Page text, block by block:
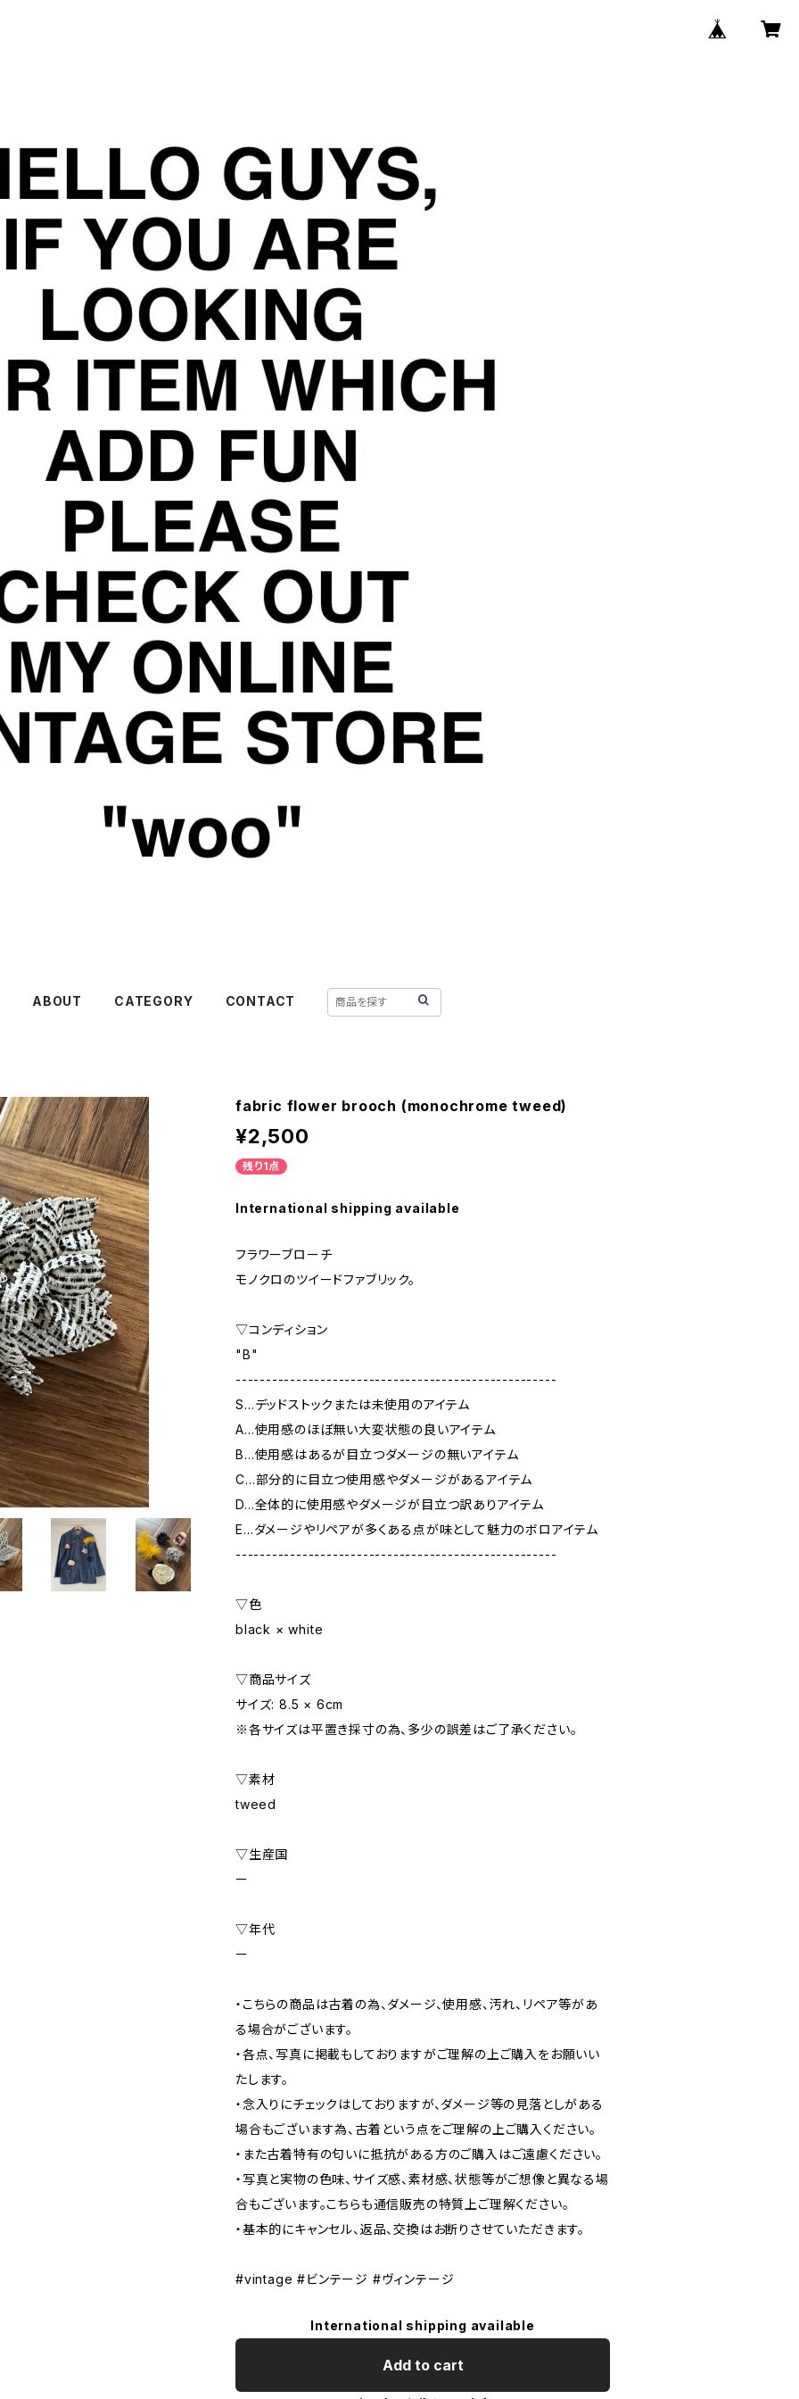
ABOUT CATEGORY CONTACT
fabric flower brooch (monochrome tweed)
¥2,500
残り1点
International shipping available
フラワーブローチ
モノクロのツイードファブリック。
▽コンディション
"B"
-----------------------------------------------------
S…デッドストックまたは未使用のアイテム
A…使用感のほぼ無い大変状態の良いアイテム
B…使用感はあるが目立つダメージの無いアイテム
C…部分的に目立つ使用感やダメージがあるアイテム
D…全体的に使用感やダメージが目立つ訳ありアイテム
E…ダメージやリペアが多くある点が味として魅力のボロアイテム
-----------------------------------------------------
▽色
black × white
▽商品サイズ
サイズ: 8.5 × 6cm
※各サイズは平置き採寸の為、多少の誤差はご了承ください。
▽素材
tweed
▽生産国
ー
▽年代
ー
・こちらの商品は古着の為、ダメージ、使用感、汚れ、リペア等があ
る場合がございます。
・各点、写真に掲載もしておりますがご理解の上ご購入をお願いい
たします。
・念入りにチェックはしておりますが、ダメージ等の見落としがある
場合もございます為、古着という点をご理解の上ご購入ください。
・また古着特有の匂いに抵抗がある方のご購入はご遠慮ください。
・写真と実物の色味、サイズ感、素材感、状態等がご想像と異なる場
合もございます。こちらも通信販売の特質上ご理解ください。
・基本的にキャンセル、返品、交換はお断りさせていただきます。
#vintage #ビンテージ #ヴィンテージ
International shipping available
Add to cart